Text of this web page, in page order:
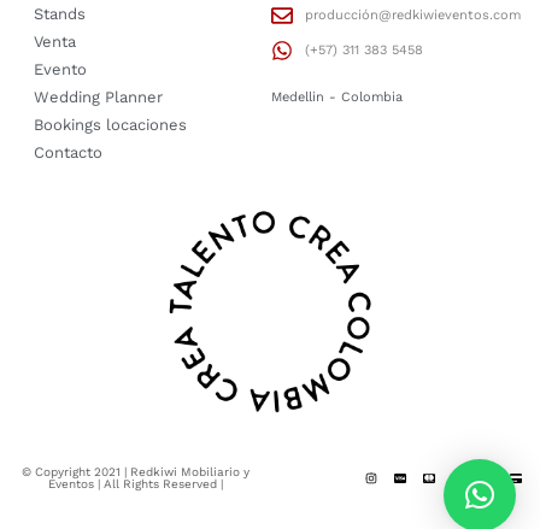
Stands
Venta
Evento
Wedding Planner
Bookings locaciones
Contacto
producción@redkiwieventos.com
(+57) 311 383 5458
Medellin - Colombia
© Copyright 2021 | Redkiwi Mobiliario y
Eventos | All Rights Reserved |